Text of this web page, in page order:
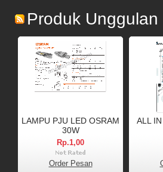
Produk Unggulan
LAMPU PJU LED OSRAM
30W
Rp.1,00
Order Pesan
ALL